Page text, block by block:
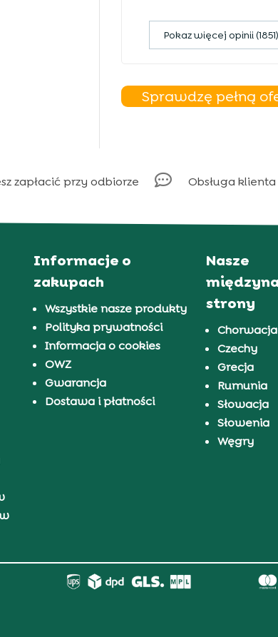
Pokaz więcej opinii (1851)
Sprawdzę pełną
zapłacić przy odbiorze  Obsługa
Informacje o
zakupach
Wszystkie nasze produkty
Polityka prywatności
Informacja o cookies
OWZ
Gwarancja
Dostawa i płatności
Nasze
strony
Chorwacja
Czechy
Grecja
Rumunia
Słowacja
Słowenia
Węgry